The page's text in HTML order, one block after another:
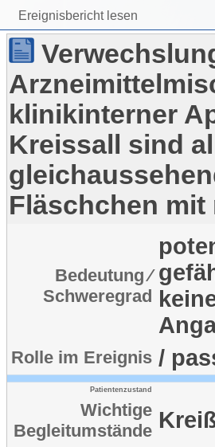
Ereignisbericht lesen
klinikinterner
Kreissall sind
Fläschchen mit
Bedeutung ⁄
Schweregrad
Rolle im Ereignis /
Patientenzustand
Wichtige
Begleitumstände